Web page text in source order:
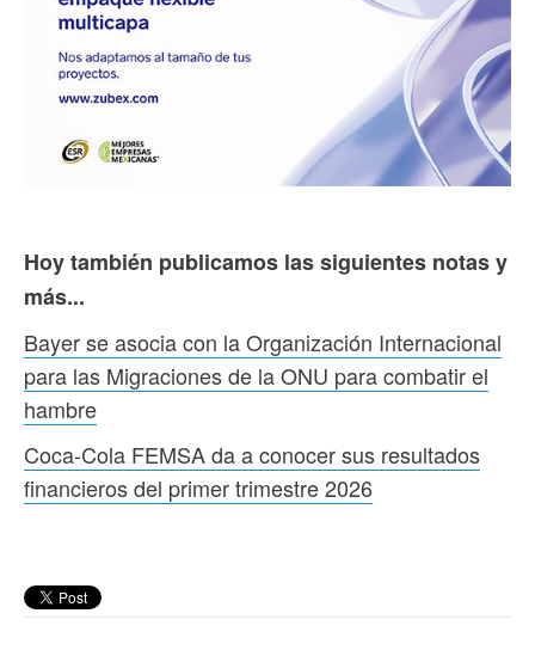
Hoy también publicamos las siguientes notas y
más...
Bayer se asocia con la Organización Internacional
para las Migraciones de la ONU para combatir el
hambre
Coca-Cola FEMSA da a conocer sus resultados
financieros del primer trimestre 2026